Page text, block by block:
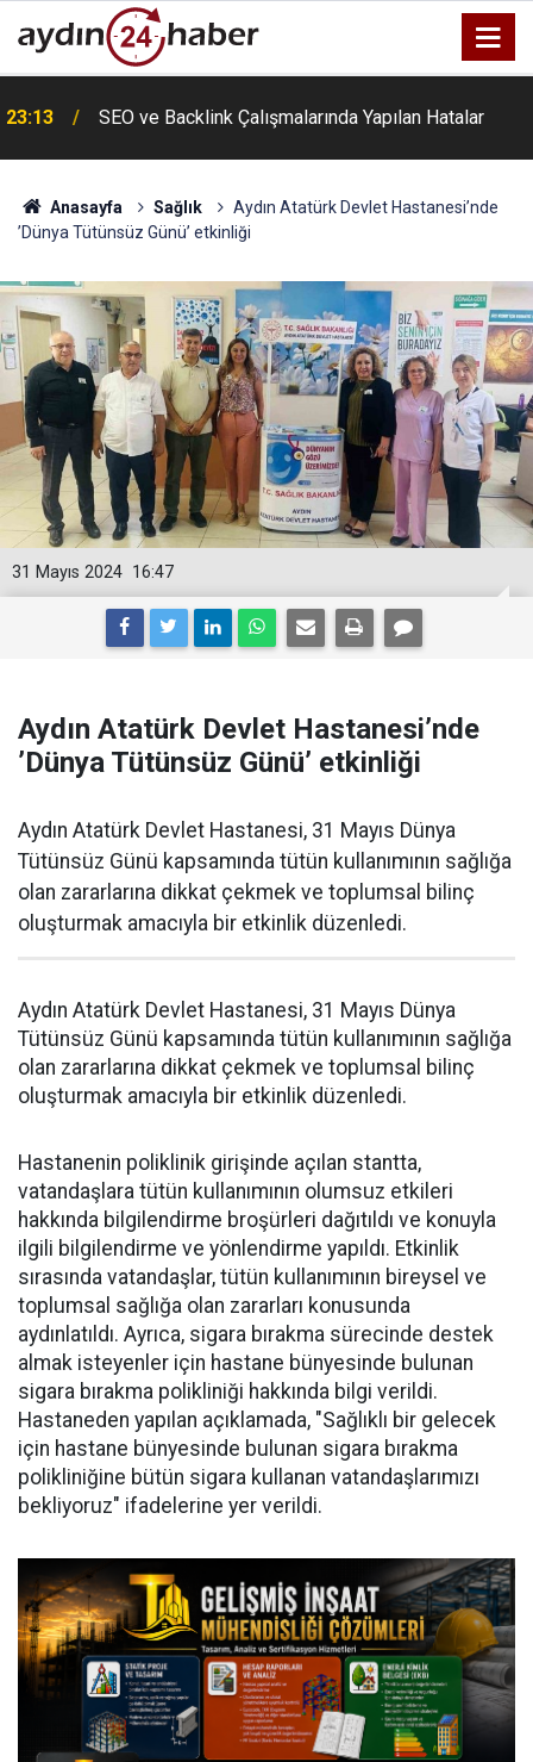
23:13 SEO ve Backlink Çalışmalarında Yapılan Hatalar
Anasayfa Sağlık
Aydın Atatürk Devlet Hastanesi’nde
’Dünya Tütünsüz Günü’ etkinliği
16:47
31 Mayıs 2024
Aydın Atatürk Devlet Hastanesi’nde
’Dünya Tütünsüz Günü’ etkinliği
Aydın Atatürk Devlet Hastanesi, 31 Mayıs Dünya
Tütünsüz Günü kapsamında tütün kullanımının sağlığa
olan zararlarına dikkat çekmek ve toplumsal bilinç
oluşturmak amacıyla bir etkinlik düzenledi.
Aydın Atatürk Devlet Hastanesi, 31 Mayıs Dünya
Tütünsüz Günü kapsamında tütün kullanımının sağlığa
olan zararlarına dikkat çekmek ve toplumsal bilinç
oluşturmak amacıyla bir etkinlik düzenledi.
Hastanenin poliklinik girişinde açılan stantta,
vatandaşlara tütün kullanımının olumsuz etkileri
hakkında bilgilendirme broşürleri dağıtıldı ve konuyla
ilgili bilgilendirme ve yönlendirme yapıldı. Etkinlik
sırasında vatandaşlar, tütün kullanımının bireysel ve
toplumsal sağlığa olan zararları konusunda
aydınlatıldı. Ayrıca, sigara bırakma sürecinde destek
almak isteyenler için hastane bünyesinde bulunan
sigara bırakma polikliniği hakkında bilgi verildi.
Hastaneden yapılan açıklamada, "Sağlıklı bir gelecek
için hastane bünyesinde bulunan sigara bırakma
polikliniğine bütün sigara kullanan vatandaşlarımızı
bekliyoruz" ifadelerine yer verildi.